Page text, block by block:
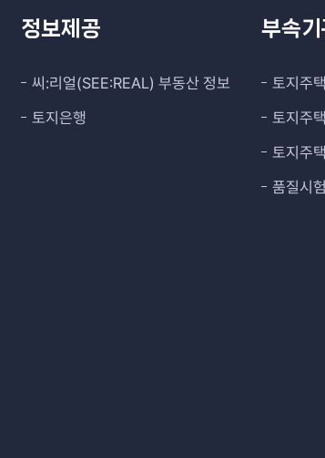
정보제공
씨:리얼(SEE:REAL) 부동산 정보
토지은행
부속
토지주
토지주
토지주
품질시